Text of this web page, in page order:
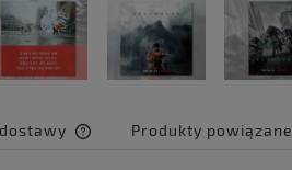
Produkty powiązane